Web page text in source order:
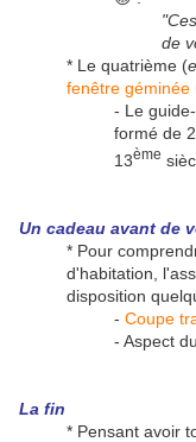
de
* Le quatrième (
fenêtre géminée
- Le
formé de
13ème
Un cadeau avant de
* Pour
d'habitation,
disposition
- Coupe
- Aspect du
La fin
* Pensant avoir